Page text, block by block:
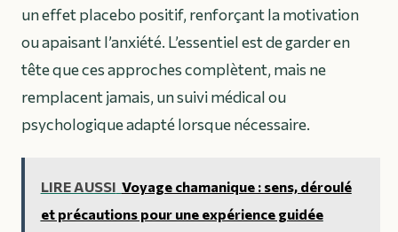
un effet placebo positif, renforçant la motivation
ou apaisant l’anxiété. L’essentiel est de garder en
tête que ces approches complètent, mais ne
remplacent jamais, un suivi médical ou
psychologique adapté lorsque nécessaire.
LIRE AUSSI Voyage chamanique : sens, déroulé
et précautions pour une expérience guidée